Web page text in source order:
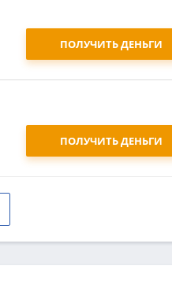
ПОЛУЧИТЬ ДЕНЬГИ
ПОЛУЧИТЬ ДЕНЬГИ